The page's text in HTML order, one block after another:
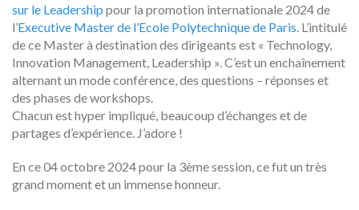
sur le Leadership pour la promotion internationale 2024 de
l’Executive Master de l’Ecole Polytechnique de Paris. L’intitulé
de ce Master à destination des dirigeants est « Technology,
Innovation Management, Leadership ». C’est un enchaînement
alternant un mode conférence, des questions – réponses et
des phases de workshops.
Chacun est hyper impliqué, beaucoup d’échanges et de
partages d’expérience. J’adore !
En ce 04 octobre 2024 pour la 3ème session, ce fut un très
grand moment et un immense honneur.